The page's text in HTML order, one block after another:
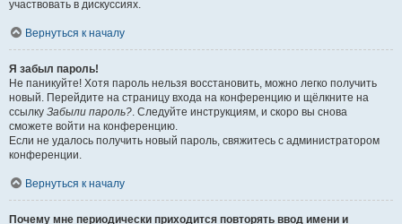
участвовать в дискуссиях.
Вернуться к началу
Я забыл пароль!
Не паникуйте! Хотя пароль нельзя восстановить, можно легко получить
новый. Перейдите на страницу входа на конференцию и щёлкните на
ссылку Забыли пароль?. Следуйте инструкциям, и скоро вы снова
сможете войти на конференцию.
Если не удалось получить новый пароль, свяжитесь с администратором
конференции.
Вернуться к началу
Почему мне периодически приходится повторять ввод имени и